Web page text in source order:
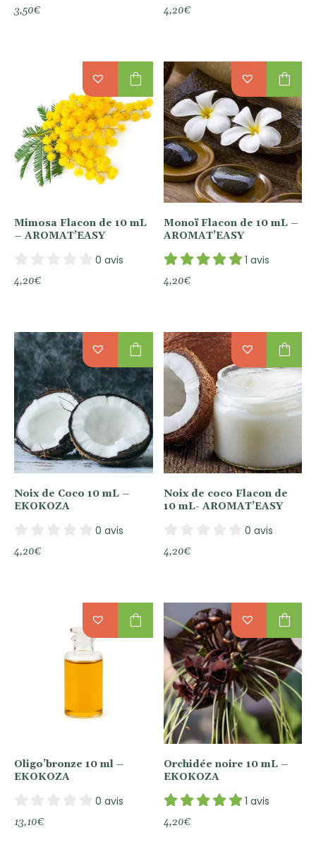
3,50€ 4,20€
Mimosa Flacon de 10 mL
– AROMAT’EASY
0 avis
4,20€
shopping_bag
Monoï Flacon de 10 mL –
AROMAT’EASY
1 avis
4,20€
shopping_bag
Noix de Coco 10 mL –
EKOKOZA
0 avis
4,20€
shopping_bag
Noix de coco Flacon de
10 mL- AROMAT’EASY
0 avis
4,20€
shopping_bag
Oligo’bronze 10 ml –
EKOKOZA
0 avis
13,10€
shopping_bag
Orchidée noire 10 mL –
EKOKOZA
1 avis
4,20€
shopping_bag